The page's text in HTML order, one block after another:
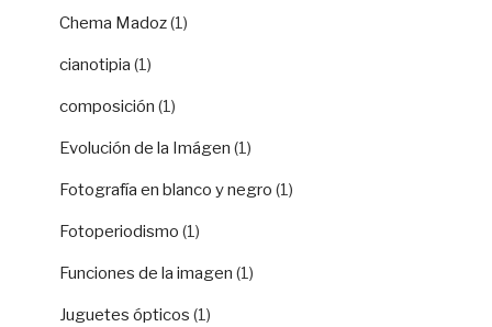
Chema Madoz(1)
cianotipia (1)
composición (1)
Evolución de la Imágen (1)
Fotografía en blanco y negro (1)
Fotoperiodismo (1)
Funciones de la imagen (1)
Juguetes ópticos (1)